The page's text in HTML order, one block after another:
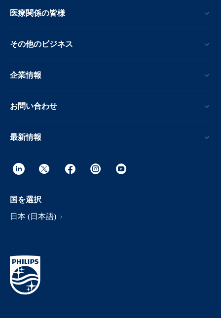
医療関係の皆様
その他のビジネス
企業情報
お問い合わせ
最新情報
国を選択
日本 (日本語)